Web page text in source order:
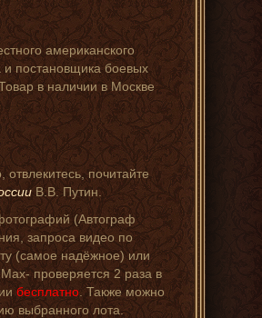
американского
и постановщика боевых
в наличии в Москве
почитайте
В.В. Путин.
(Автограф
запроса видео по
(самое надёжное) или
проверяется 2 раза в
бесплатно. Также можно
выбранного лота.